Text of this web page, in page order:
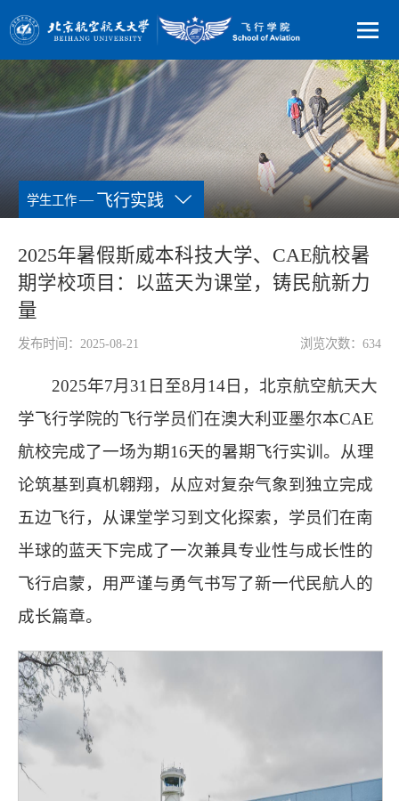
学生工作— 飞行实践
2025年暑假斯威本科技大学、CAE航校暑
期学校项目：以蓝天为课堂，铸民航新力
量
发布时间：2025-08-21 浏览次数： 634
2025年7月31日至8月14日，北京航空航天大
学飞行学院的飞行学员们在澳大利亚墨尔本CAE
航校完成了一场为期16天的暑期飞行实训。从理
论筑基到真机翱翔，从应对复杂气象到独立完成
五边飞行，从课堂学习到文化探索，学员们在南
半球的蓝天下完成了一次兼具专业性与成长性的
飞行启蒙，用严谨与勇气书写了新一代民航人的
成长篇章。